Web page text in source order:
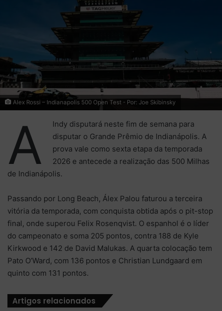
Alex Rossi – Indianapolis 500 Open Test - Por: Joe Skibinsky
A
Indy disputará neste fim de semana para
disputar o Grande Prêmio de Indianápolis. A
prova vale como sexta etapa da temporada
2026 e antecede a realização das 500 Milhas
de Indianápolis.
Passando por Long Beach, Álex Palou faturou a terceira
vitória da temporada, com conquista obtida após o pit-stop
final, onde superou Felix Rosenqvist. O espanhol é o líder
do campeonato e soma 205 pontos, contra 188 de Kyle
Kirkwood e 142 de David Malukas. A quarta colocação tem
Pato O’Ward, com 136 pontos e Christian Lundgaard em
quinto com 131 pontos.
Artigos relacionados